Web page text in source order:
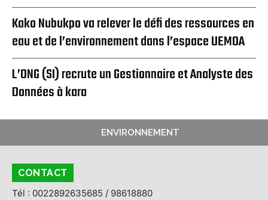
Kako Nubukpo va relever le défi des ressources en
eau et de l’environnement dans l’espace UEMOA
L’ONG (SI) recrute un Gestionnaire et Analyste des
Données à kara
ENVIRONNEMENT
CONTACT
Tél : 0022892635685 / 98618880